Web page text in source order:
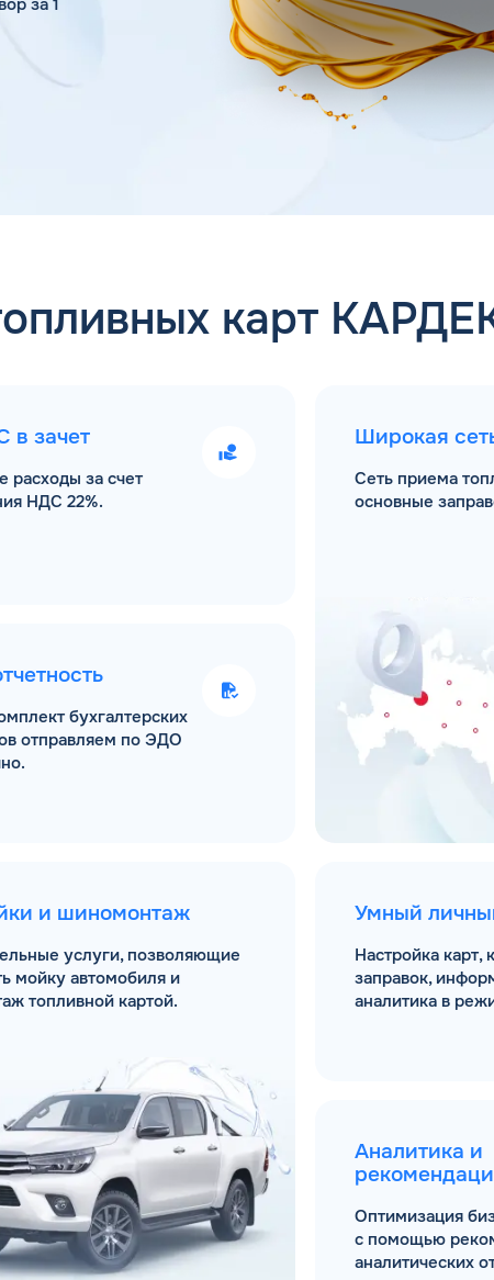
карт
в зачет
расходы за счет
НДС 22%.
бухгалтерских
отправляем по ЭДО
и шиномонтаж
услуги, позволяющие
мойку автомобиля и
топливной картой.
Широкая
Сеть приема
основные
Умный
Настройка карт,
заправок,
аналитика в
Аналитика и
Оптимизация
с помощью
аналитических